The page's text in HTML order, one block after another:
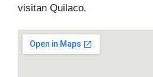
visitan Quilaco.